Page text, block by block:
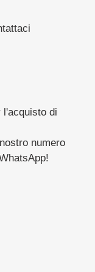
l'acquisto di
numero